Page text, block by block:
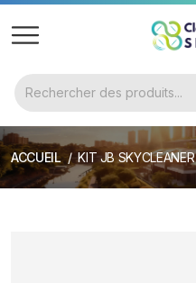
ACCUEIL KIT JB SKYCLEANER